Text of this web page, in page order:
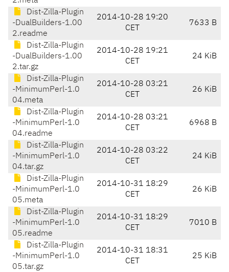
Dist-Zilla-Plugin
-DualBuilders-1.00
2.readme
2014-10-28 19:20
CET
7633 B
Dist-Zilla-Plugin
-DualBuilders-1.00
2.tar.gz
2014-10-28 19:21
CET
24 KiB
Dist-Zilla-Plugin
-MinimumPerl-1.0
04.meta
2014-10-28 03:21
CET
26 KiB
Dist-Zilla-Plugin
-MinimumPerl-1.0
04.readme
2014-10-28 03:21
CET
6968 B
Dist-Zilla-Plugin
-MinimumPerl-1.0
04.tar.gz
2014-10-28 03:22
CET
24 KiB
Dist-Zilla-Plugin
-MinimumPerl-1.0
05.meta
2014-10-31 18:29
CET
26 KiB
Dist-Zilla-Plugin
-MinimumPerl-1.0
05.readme
2014-10-31 18:29
CET
7010 B
Dist-Zilla-Plugin
-MinimumPerl-1.0
05.tar.gz
2014-10-31 18:31
CET
25 KiB